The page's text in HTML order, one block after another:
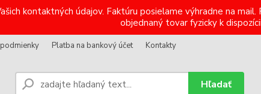
kontaktných údajov. Faktúru posielame výhradne na
objednaný tovar fyzicky k
Platba na bankový účet Kontakty
Hľadať